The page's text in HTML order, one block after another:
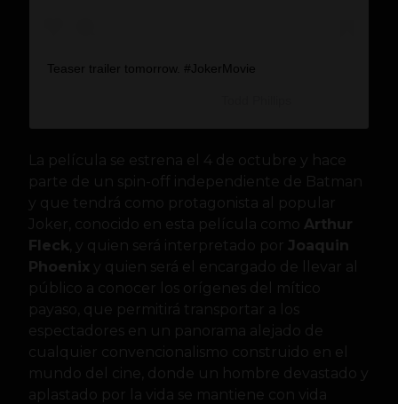
Teaser trailer tomorrow. #JokerMovie
La película se estrena el 4 de octubre y hace
parte de un spin-off independiente de Batman
y que tendrá como protagonista al popular
Joker, conocido en esta película como Arthur
Fleck , y quien será interpretado por Joaquin
Phoenix y quien será el encargado de llevar al
público a conocer los orígenes del mítico
payaso, que permitirá transportar a los
espectadores en un panorama alejado de
cualquier convencionalismo construido en el
mundo del cine, donde un hombre devastado y
aplastado por la vida se mantiene con vida